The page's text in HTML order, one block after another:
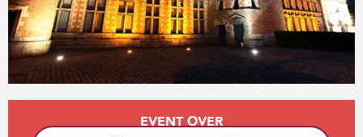
Opening hours & contact details
EVENT OVER